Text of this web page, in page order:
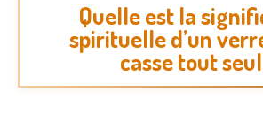
Quelle est la
spirituelle d’un
casse tout